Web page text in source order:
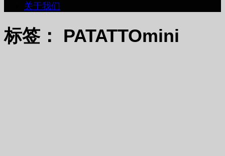
关于我们
标签： PATATTOmini